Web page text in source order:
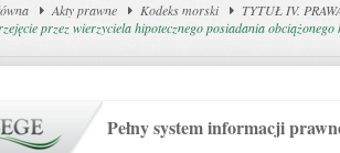
Akty prawne Kodeks morski TYTUŁ IV.
przez wierzyciela hipotecznego posiadania
Pełny system informacji